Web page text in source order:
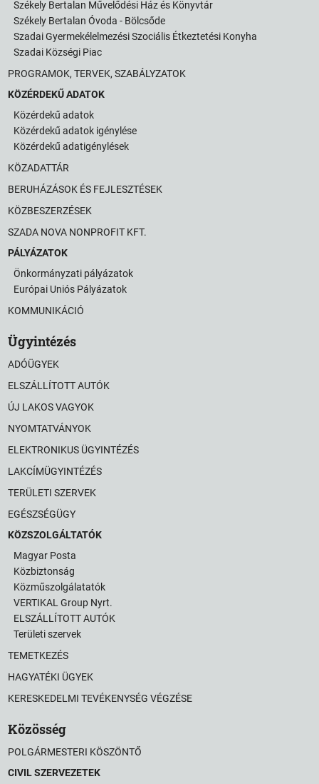
Székely Bertalan Művelődési Ház és Könyvtár
Székely Bertalan Óvoda - Bölcsőde
Szadai Gyermekélelmezési Szociális Étkeztetési Konyha
Szadai Községi Piac
PROGRAMOK, TERVEK, SZABÁLYZATOK
KÖZÉRDEKŰ ADATOK
Közérdekű adatok
Közérdekű adatok igénylése
Közérdekű adatigénylések
KÖZADATTÁR
BERUHÁZÁSOK ÉS FEJLESZTÉSEK
KÖZBESZERZÉSEK
SZADA NOVA NONPROFIT KFT.
PÁLYÁZATOK
Önkormányzati pályázatok
Európai Uniós Pályázatok
KOMMUNIKÁCIÓ
Ügyintézés
ADÓÜGYEK
ELSZÁLLÍTOTT AUTÓK
ÚJ LAKOS VAGYOK
NYOMTATVÁNYOK
ELEKTRONIKUS ÜGYINTÉZÉS
LAKCÍMÜGYINTÉZÉS
TERÜLETI SZERVEK
EGÉSZSÉGÜGY
KÖZSZOLGÁLTATÓK
Magyar Posta
Közbiztonság
Közműszolgálatatók
VERTIKAL Group Nyrt.
ELSZÁLLÍTOTT AUTÓK
Területi szervek
TEMETKEZÉS
HAGYATÉKI ÜGYEK
KERESKEDELMI TEVÉKENYSÉG VÉGZÉSE
Közösség
POLGÁRMESTERI KÖSZÖNTŐ
CIVIL SZERVEZETEK